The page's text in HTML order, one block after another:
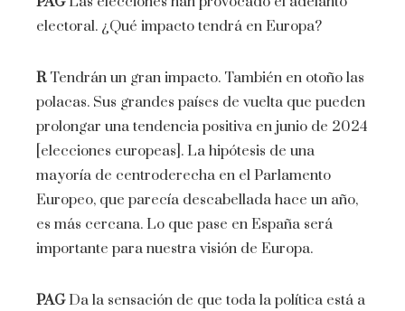
electoral. ¿Qué impacto tendrá en Europa?
RTendrán un gran impacto. También en otoño las
polacas. Sus grandes países de vuelta que pueden
prolongar una tendencia positiva en junio de 2024
[elecciones europeas]. La hipótesis de una
mayoría de centroderecha en el Parlamento
Europeo, que parecía descabellada hace un año,
es más cercana. Lo que pase en España será
importante para nuestra visión de Europa.
PAGDa la sensación de que toda la política está a